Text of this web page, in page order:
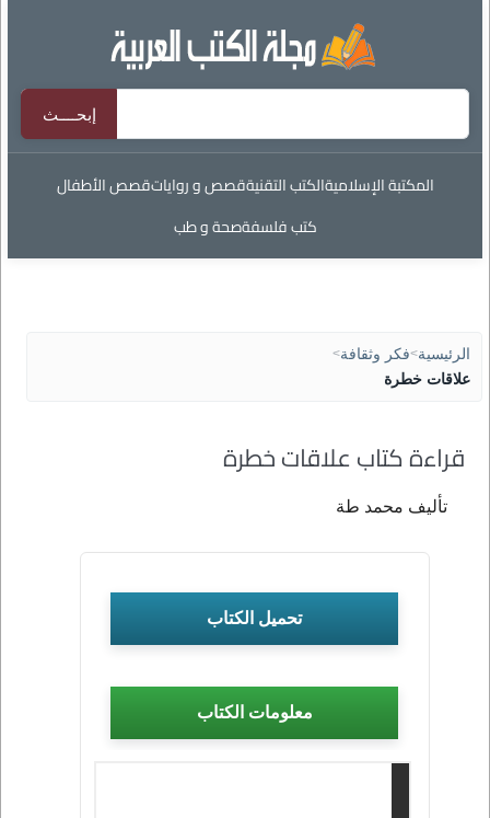
المكتبة الإسلاميةالكتب التقنيةقصص و رواياتقصص الأطفال
كتب فلسفةصحة و طب
الرئيسية>فكر وثقافة>
علاقات خطرة
قراءة كتاب علاقات خطرة
تأليف محمد طة
تحميل الكتاب
معلومات الكتاب